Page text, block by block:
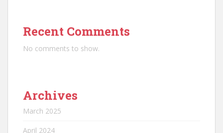
Recent Comments
No comments to show.
Archives
March 2025
April 2024